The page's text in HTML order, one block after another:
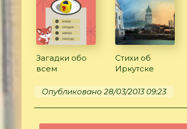
Загадки обо
всем
Стихи об
Иркутске
Опубликовано 28/03/2013 09:23